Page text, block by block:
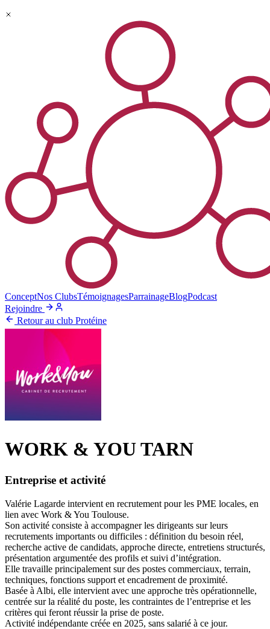
ConceptNos ClubsTémoignagesParrainageBlogPodcast
Rejoindre
Retour au club Protéine
WORK & YOU TARN
Entreprise et activité
Valérie Lagarde intervient en recrutement pour les PME locales, en
lien avec Work & You Toulouse.
Son activité consiste à accompagner les dirigeants sur leurs
recrutements importants ou difficiles : définition du besoin réel,
recherche active de candidats, approche directe, entretiens structurés,
présentation argumentée des profils et suivi d’intégration.
Elle travaille principalement sur des postes commerciaux, terrain,
techniques, fonctions support et encadrement de proximité.
Basée à Albi, elle intervient avec une approche très opérationnelle,
centrée sur la réalité du poste, les contraintes de l’entreprise et les
critères qui feront réussir la prise de poste.
Activité indépendante créée en 2025, sans salarié à ce jour.